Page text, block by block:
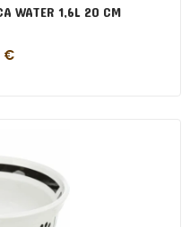
WATER 1,6L 20 CM
€